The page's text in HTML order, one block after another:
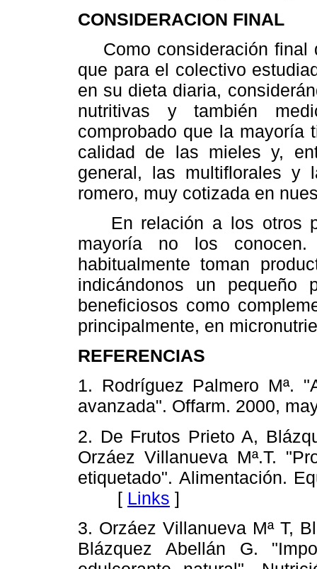
CONSIDERACION FINAL
Como consideración final
que para el colectivo
en su dieta diaria,
nutritivas y también
comprobado que la mayoría
calidad de las mieles y,
general, las multiflorales y
romero, muy cotizada en
En relación a los otros
mayoría no los
habitualmente toman
indicándonos un pequeño
beneficiosos como
principalmente, en
REFERENCIAS
1. Rodríguez Palmero Mª.
avanzada". Offarm. 2000,
2. De Frutos Prieto A,
Orzáez Villanueva Mª.T.
etiquetado". Alimentación.
[ Links ]
3. Orzáez Villanueva Mª T,
Blázquez Abellán G.